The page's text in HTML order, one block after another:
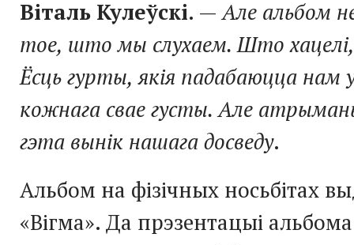
Віталь Кулеўскі. —Але альбом
тое, што мы слухаем. Што хацелі,
Ёсць гурты, якія падабаюцца нам
кожнага свае густы. Але
гэта вынік нашага досведу.
Альбом на фізічных носьбітах
«Вігма». Да прэзентацыі альбома